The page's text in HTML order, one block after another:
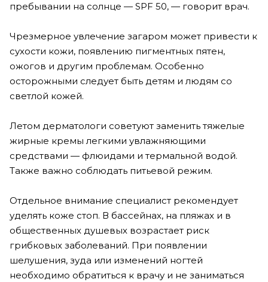
пребывании на солнце — SPF 50, — говорит врач.
Чрезмерное увлечение загаром может привести к
сухости кожи, появлению пигментных пятен,
ожогов и другим проблемам. Особенно
осторожными следует быть детям и людям со
светлой кожей.
Летом дерматологи советуют заменить тяжелые
жирные кремы легкими увлажняющими
средствами — флюидами и термальной водой.
Также важно соблюдать питьевой режим.
Отдельное внимание специалист рекомендует
уделять коже стоп. В бассейнах, на пляжах и в
общественных душевых возрастает риск
грибковых заболеваний. При появлении
шелушения, зуда или изменений ногтей
необходимо обратиться к врачу и не заниматься